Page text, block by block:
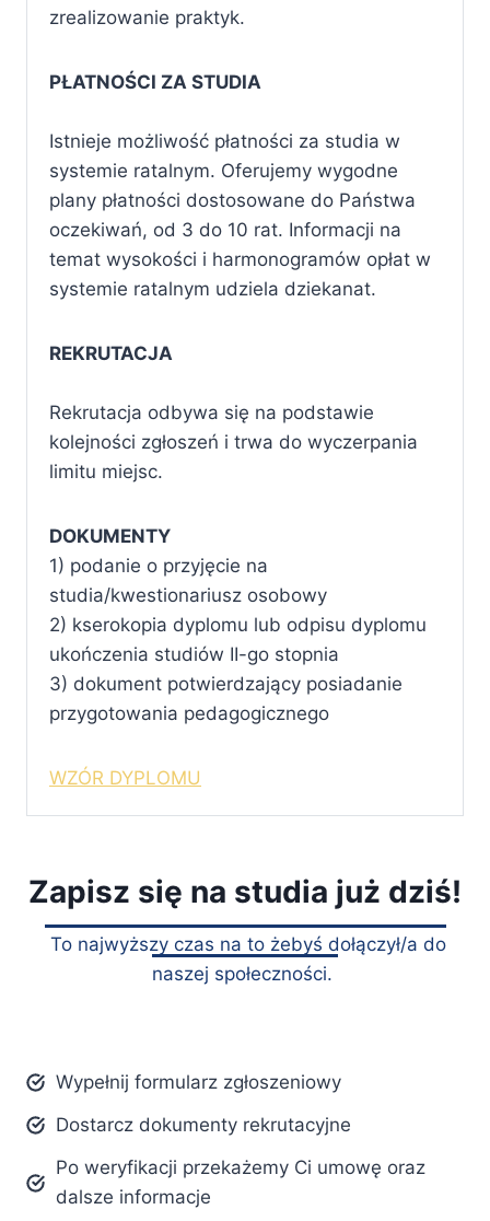
zrealizowanie praktyk.
PŁATNOŚCI ZA STUDIA
Istnieje możliwość płatności za studia w
systemie ratalnym. Oferujemy wygodne
plany płatności dostosowane do Państwa
oczekiwań, od 3 do 10 rat. Informacji na
temat wysokości i harmonogramów opłat w
systemie ratalnym udziela dziekanat.
REKRUTACJA
Rekrutacja odbywa się na podstawie
kolejności zgłoszeń i trwa do wyczerpania
limitu miejsc.
DOKUMENTY
1) podanie o przyjęcie na
studia/kwestionariusz osobowy
2) kserokopia dyplomu lub odpisu dyplomu
ukończenia studiów II-go stopnia
3) dokument potwierdzający posiadanie
przygotowania pedagogicznego
WZÓR DYPLOMU
Zapisz się na studia już dziś!
To najwyższy czas na to żebyś dołączył/a do
naszej społeczności.
Wypełnij formularz zgłoszeniowy
Dostarcz dokumenty rekrutacyjne
Po weryfikacji przekażemy Ci umowę oraz
dalsze informacje